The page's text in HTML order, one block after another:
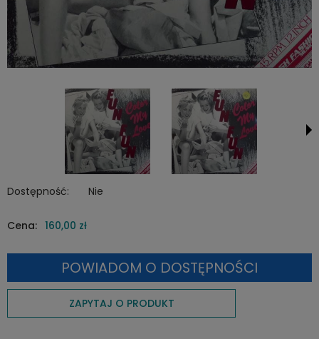
Dostępność: Nie
Cena: 160,00 zł
POWIADOM O DOSTĘPNOŚCI
ZAPYTAJ O PRODUKT